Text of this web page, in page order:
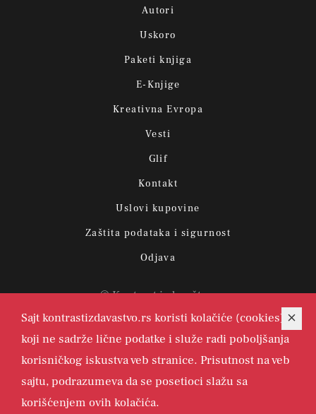
Sajt kontrastizdavastvo.rs koristi kolačiće (cookies)
koji ne sadrže lične podatke i služe radi poboljšanja
korisničkog iskustva veb stranice. Prisutnost na veb
sajtu, podrazumeva da se posetioci slažu sa
korišćenjem ovih kolačića.
Autori
Uskoro
Paketi knjiga
E-Knjige
Kreativna Evropa
Vesti
Glif
Kontakt
Uslovi kupovine
Zaštita podataka i sigurnost
Odjava
© Kontrast izdavaštvo.